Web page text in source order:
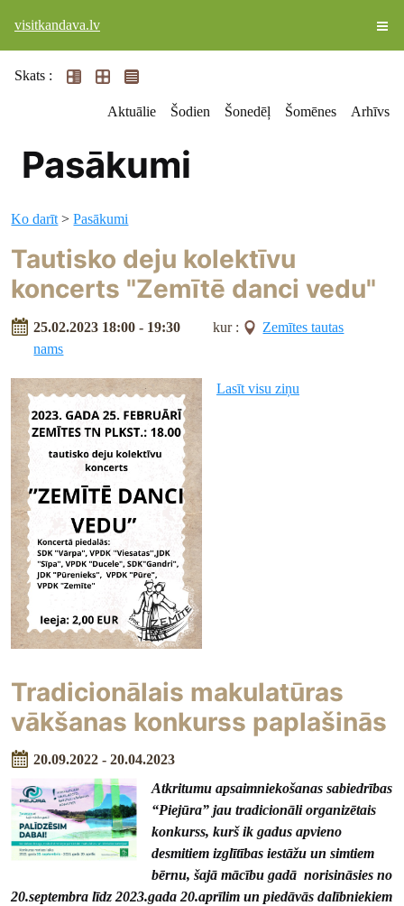
visitkandava.lv
Skats :
Aktuālie Šodien Šonedēļ Šomēnes Arhīvs
Pasākumi
Ko darīt >Pasākumi
Tautisko deju kolektīvu
koncerts "Zemītē danci vedu"
25.02.2023 18:00 - 19:30 kur :
Zemītes tautas
nams
Lasīt visu ziņu
Tradicionālais makulatūras
vākšanas konkurss paplašinās
20.09.2022 - 20.04.2023
Atkritumu apsaimniekošanas sabiedrības
“Piejūra” jau tradicionāli organizētais
konkurss, kurš ik gadus apvieno
desmitiem izglītības iestāžu un simtiem
bērnu, šajā mācību gadā norisināsies no
20.septembra līdz 2023.gada 20.aprīlim un piedāvās dalībniekiem